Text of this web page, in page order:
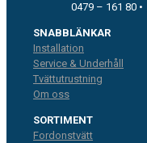
0479 – 161 80 •
SNABBLÄNKAR
Installation
Service & Underhåll
Tvättutrustning
Om oss
SORTIMENT
Fordonstvätt